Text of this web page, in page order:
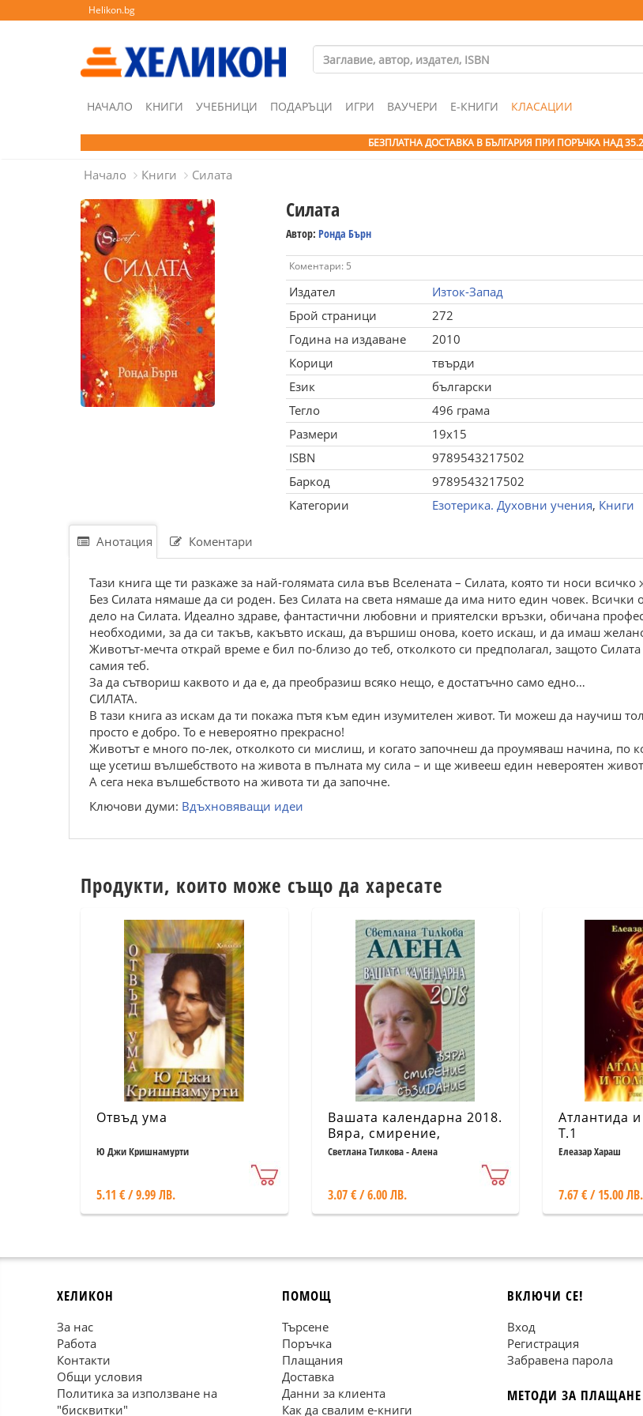
Helikon.bg
НАЧАЛО КНИГИ УЧЕБНИЦИ ПОДАРЪЦИ ИГРИ ВАУЧЕРИ Е-КНИГИ КЛАСАЦИИ
БЕЗПЛАТНА ДОСТАВКА В БЪЛГАРИЯ ПРИ ПОРЪЧКА НАД
Начало Книги Силата
Силата
Автор: Ронда Бърн
Коментари: 5
Издател
Изток-Запад
Брой страници
272
Година на издаване
2010
Корици
твърди
Език
български
Тегло
496 грама
Размери
19x15
ISBN
9789543217502
Баркод
9789543217502
Категории
Езотерика. Духовни учения, Книги
Анотация Коментари
Тази книга ще ти разкаже за най-голямата сила във Вселената – Силата, която ти носи всичко
Без Силата нямаше да си роден. Без Силата на света нямаше да има нито един човек. Всички
дело на Силата. Идеално здраве, фантастични любовни и приятелски връзки, обичана
необходими, за да си такъв, какъвто искаш, да вършиш онова, което искаш, и да имаш
Животът-мечта открай време е бил по-близо до теб, отколкото си предполагал, защото
самия теб.
За да сътвориш каквото и да е, да преобразиш всяко нещо, е достатъчно само едно…
СИЛАТА.
В тази книга аз искам да ти покажа пътя към един изумителен живот. Ти можеш да научиш
просто е добро. То е невероятно прекрасно!
Животът е много по-лек, отколкото си мислиш, и когато започнеш да проумяваш начина, по
ще усетиш вълшебството на живота в пълната му сила – и ще живееш един невероятен
А сега нека вълшебството на живота ти да започне.
Ключови думи: Вдъхновяващи идеи
Продукти, които може също да харесате
Отвъд ума
Ю Джи Кришнамурти
5.11 € / 9.99 ЛВ.
Вашата календарна 2018.
Вяра, смирение,
съзидание.
Светлана Тилкова - Алена
3.07 € / 6.00 ЛВ.
Атлантида
Т.1
Елеазар Хараш
7.67 € / 15.00 ЛВ.
ХЕЛИКОН
За нас
Работа
Контакти
Общи условия
Политика за използване на
"бисквитки"
ПОМОЩ
Търсене
Поръчка
Плащания
Доставка
Данни за клиента
Как да свалим е-книги
ВКЛЮЧИ СЕ!
Вход
Регистрация
Забравена парола
МЕТОДИ ЗА ПЛАЩАНЕ